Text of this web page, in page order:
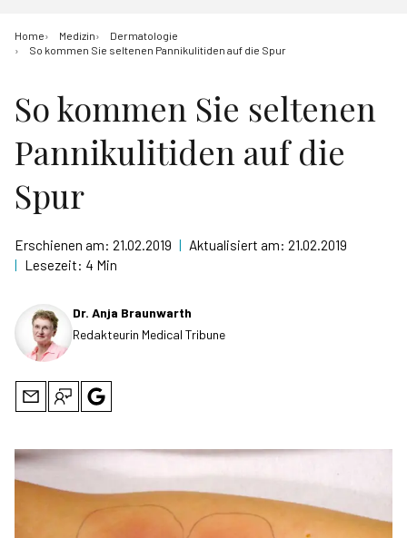
Home Medizin
Dermatologie
So kommen Sie seltenen Pannikulitiden auf die Spur
So kommen Sie seltenen
Pannikulitiden auf die
Spur
Erschienen am: 21.02.2019 | Aktualisiert am: 21.02.2019
| Lesezeit: 4 Min
Dr. Anja Braunwarth
Redakteurin Medical Tribune